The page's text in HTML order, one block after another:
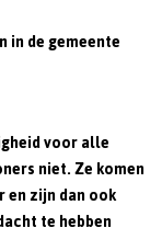
in de gemeente
voor alle
niet. Ze komen
zijn dan ook
te hebben